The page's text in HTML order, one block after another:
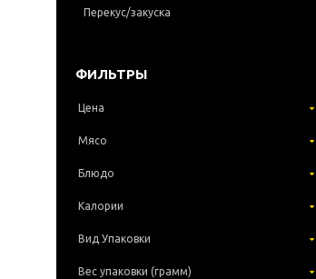
Перекус/закуска
ФИЛЬТРЫ
Цена
Мясо
Блюдо
Калории
Вид Упаковки
Вес упаковки (грамм)